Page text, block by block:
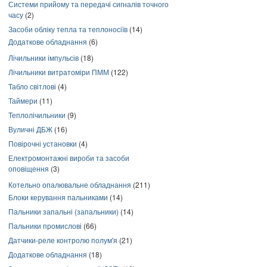
Системи прийому та передачі сигналів точного
часу (2)
Засоби обліку тепла та теплоносіїв (14)
Додаткове обладнання (6)
Лічильники імпульсів (18)
Лічильники витратоміри ПММ (122)
Табло світлові (4)
Таймери (11)
Теплолічильники (9)
Вуличні ДБЖ (16)
Повірочні установки (4)
Електромонтажні вироби та засоби
оповіщення (3)
Котельно опалювальне обладнання (211)
Блоки керування пальниками (14)
Пальники запальні (запальники) (14)
Пальники промислові (66)
Датчики-реле контролю полум'я (21)
Додаткове обладнання (18)